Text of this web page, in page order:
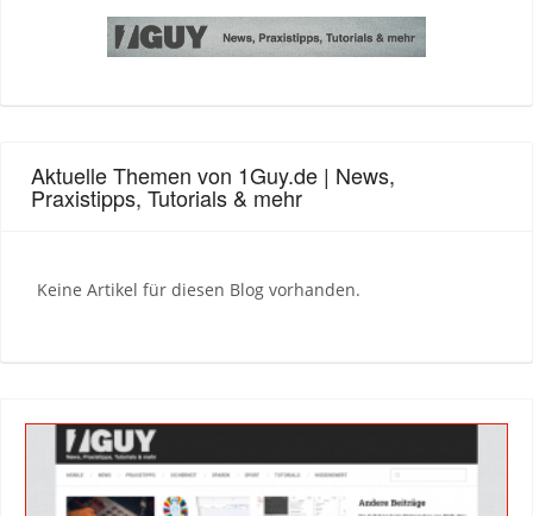
Aktuelle Themen von 1Guy.de | News,
Praxistipps, Tutorials & mehr
Keine Artikel für diesen Blog vorhanden.